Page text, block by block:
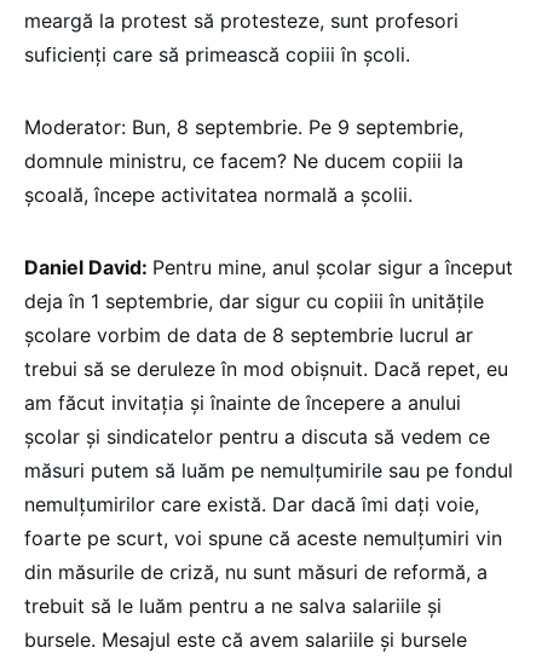
meargă la protest să protesteze, sunt profesori
suficienți care să primească copiii în școli.
Moderator: Bun, 8 septembrie. Pe 9 septembrie,
domnule ministru, ce facem? Ne ducem copiii la
școală, începe activitatea normală a școlii.
Daniel David: Pentru mine, anul școlar sigur a început
deja în 1 septembrie, dar sigur cu copiii în unitățile
școlare vorbim de data de 8 septembrie lucrul ar
trebui să se deruleze în mod obișnuit. Dacă repet, eu
am făcut invitația și înainte de începere a anului
școlar și sindicatelor pentru a discuta să vedem ce
măsuri putem să luăm pe nemulțumirile sau pe fondul
nemulțumirilor care există. Dar dacă îmi dați voie,
foarte pe scurt, voi spune că aceste nemulțumiri vin
din măsurile de criză, nu sunt măsuri de reformă, a
trebuit să le luăm pentru a ne salva salariile și
bursele. Mesajul este că avem salariile și bursele